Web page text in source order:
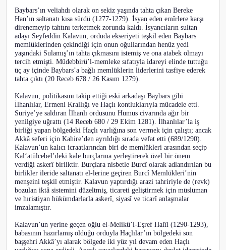
Baybars’ın veliahdı olarak on sekiz yaşında tahta çıkan Bereke
Han’ın saltanatı kısa sürdü (1277-1279). İsyan eden emîrlere karşı
direnemeyip tahtını terketmek zorunda kaldı. İsyancıların sultan
adayı Seyfeddin Kalavun, orduda ekseriyeti teşkil eden Baybars
memlüklerinden çekindiği için onun oğullarından henüz yedi
yaşındaki Sulamış’ın tahta çıkmasını istemiş ve ona atabek olmayı
tercih etmişti. Müdebbirü’l-memleke sıfatıyla idareyi elinde tuttuğu
üç ay içinde Baybars’a bağlı memlüklerin liderlerini tasfiye ederek
tahta çıktı (20 Receb 678 / 26 Kasım 1279).
Kalavun, politikasını takip ettiği eski arkadaşı Baybars gibi
İlhanlılar, Ermeni Krallığı ve Haçlı kontluklarıyla mücadele etti.
Suriye’ye saldıran İlhanlı ordusunu Humus civarında ağır bir
yenilgiye uğrattı (14 Receb 680 / 29 Ekim 1281). İlhanlılar’la iş
birliği yapan bölgedeki Haçlı varlığına son vermek için çalıştı; ancak
Akkâ seferi için Kahire’den ayrıldığı sırada vefat etti (689/1290).
Kalavun’un kalıcı icraatlarından biri de memlükleri arasından seçip
Kal‘atülcebel’deki kale burçlarına yerleştirerek özel bir önem
verdiği askerî birliktir. Burçlara nisbetle Burcî olarak adlandırılan bu
birlikler ileride saltanatı el-lerine geçiren Burcî Memlükleri’nin
menşeini teşkil etmiştir. Kalavun yaptırdığı arazi tahririyle de (revk)
bozulan iktâ sistemini düzeltmiş, ticareti geliştirmek için müslüman
ve hıristiyan hükümdarlarla askerî, siyasî ve ticarî anlaşmalar
imzalamıştır.
Kalavun’un yerine geçen oğlu el-Melikü’l-Eşref Halîl (1290-1293),
babasının hazırlamış olduğu orduyla Haçlılar’ın bölgedeki son
başşehri Akkâ’yı alarak bölgede iki yüz yıl devam eden Haçlı